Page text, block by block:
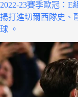
2022-23賽季歐冠：E
揚打進切爾西隊史、
球 。